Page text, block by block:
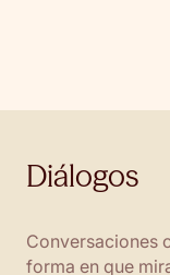
Diálogos
Conversaciones
forma en que